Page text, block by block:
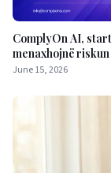
ComplyOn AI,
menaxhojnë
June 15, 2026